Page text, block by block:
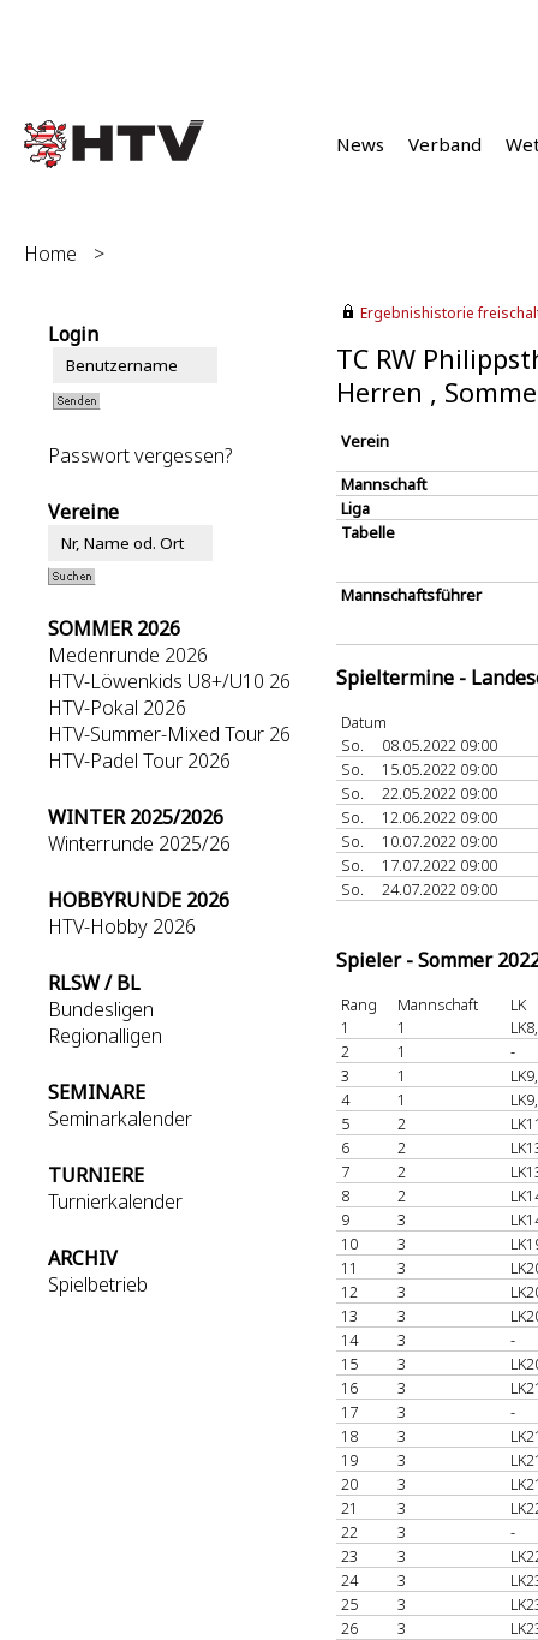
News Verband
Home >
Login
Passwort vergessen?
Vereine
SOMMER 2026
Medenrunde 2026
HTV-Löwenkids U8+/U10 26
HTV-Pokal 2026
HTV-Summer-Mixed Tour 26
HTV-Padel Tour 2026
WINTER 2025/2026
Winterrunde 2025/26
HOBBYRUNDE 2026
HTV-Hobby 2026
RLSW / BL
Bundesligen
Regionalligen
SEMINARE
Seminarkalender
TURNIERE
Turnierkalender
ARCHIV
Spielbetrieb
Ergebnishistorie
TC RW
Herren ,
Verein
Mannschaft
Liga
Tabelle
Mannschaftsführer
Spieltermine -
Datum
So.
08.05.2022 09:00
So.
15.05.2022 09:00
So.
22.05.2022 09:00
So.
12.06.2022 09:00
So.
10.07.2022 09:00
So.
17.07.2022 09:00
So.
24.07.2022 09:00
Spieler - Sommer
Rang Mannschaft
LK
1
1
2
1
-
3
1
4
1
5
2
6
2
7
2
8
2
9
3
10
3
11
3
12
3
13
3
14
3
-
15
3
16
3
17
3
-
18
3
19
3
20
3
21
3
22
3
-
23
3
24
3
25
3
26
3